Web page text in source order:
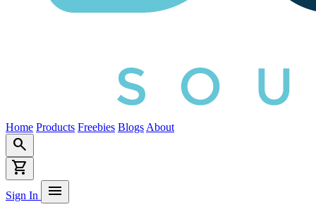
Home Products Freebies Blogs About
search
shopping_cart
Sign In menu